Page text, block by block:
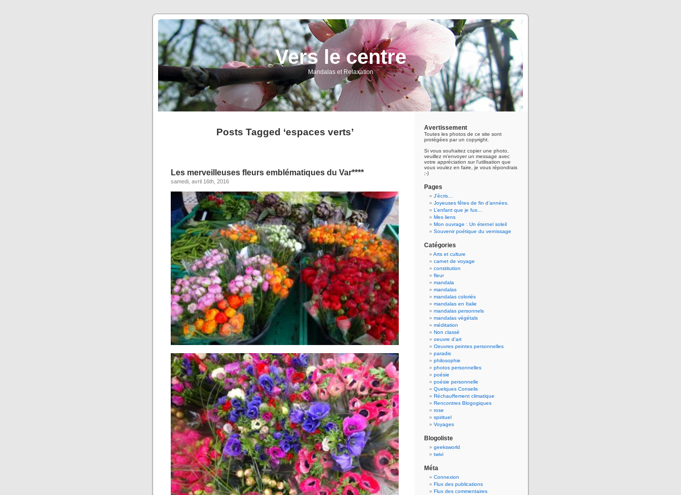
Vers le centre
Mandalas et Relaxation
Posts Tagged ‘espaces verts’
Les merveilleuses fleurs emblématiques du Var****
samedi, avril 16th, 2016
Avertissement
Toutes les photos de ce site sont
protégées par un copyright.
Si vous souhaitez copier une photo,
veuillez m'envoyer un message avec
votre appréciation sur l'utilisation que
vous voulez en faire, je vous répondrais
;-)
Pages
J’écris…
Joyeuses fêtes de fin d’années.
L’enfant que je fus…
Mes liens
Mon ouvrage : Un éternel soleil
Souvenir poétique du vernissage
Catégories
Arts et culture
carnet de voyage
constitution
fleur
mandala
mandalas
mandalas coloriés
mandalas en Italie
mandalas personnels
mandalas végétals
méditation
Non classé
oeuvre d'art
Oeuvres peintes personnelles
paradis
philosophie
photos personnelles
poésie
poésie personnelle
Quelques Conseils
Réchauffement climatique
Rencontres Blogogiques
rose
spirituel
Voyages
Blogoliste
geeksworld
twivi
Méta
Connexion
Flux des publications
Flux des commentaires